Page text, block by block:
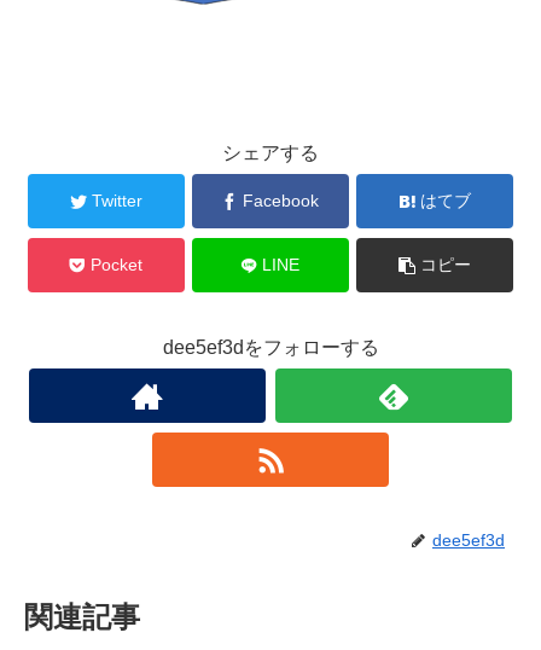
シェアする
Twitter Facebook はてブ
Pocket LINE コピー
dee5ef3dをフォローする
dee5ef3d
関連記事